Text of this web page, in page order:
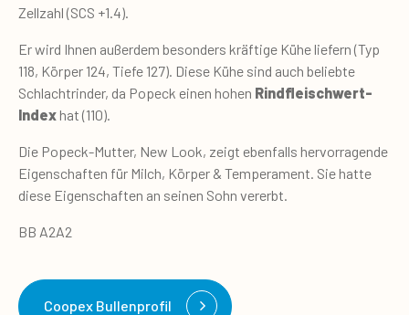
Zellzahl (SCS +1.4).
Er wird Ihnen außerdem besonders kräftige Kühe liefern (Typ
118, Körper 124, Tiefe 127). Diese Kühe sind auch beliebte
Schlachtrinder, da Popeck einen hohen Rindfleischwert-
Index hat (110).
Die Popeck-Mutter, New Look, zeigt ebenfalls hervorragende
Eigenschaften für Milch, Körper & Temperament. Sie hatte
diese Eigenschaften an seinen Sohn vererbt.
BB A2A2
Coopex Bullenprofil